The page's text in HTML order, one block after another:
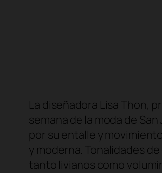
La diseñadora Lisa Thon,
semana de la moda de
por su entalle y
y moderna. Tonalidades
tanto livianos como